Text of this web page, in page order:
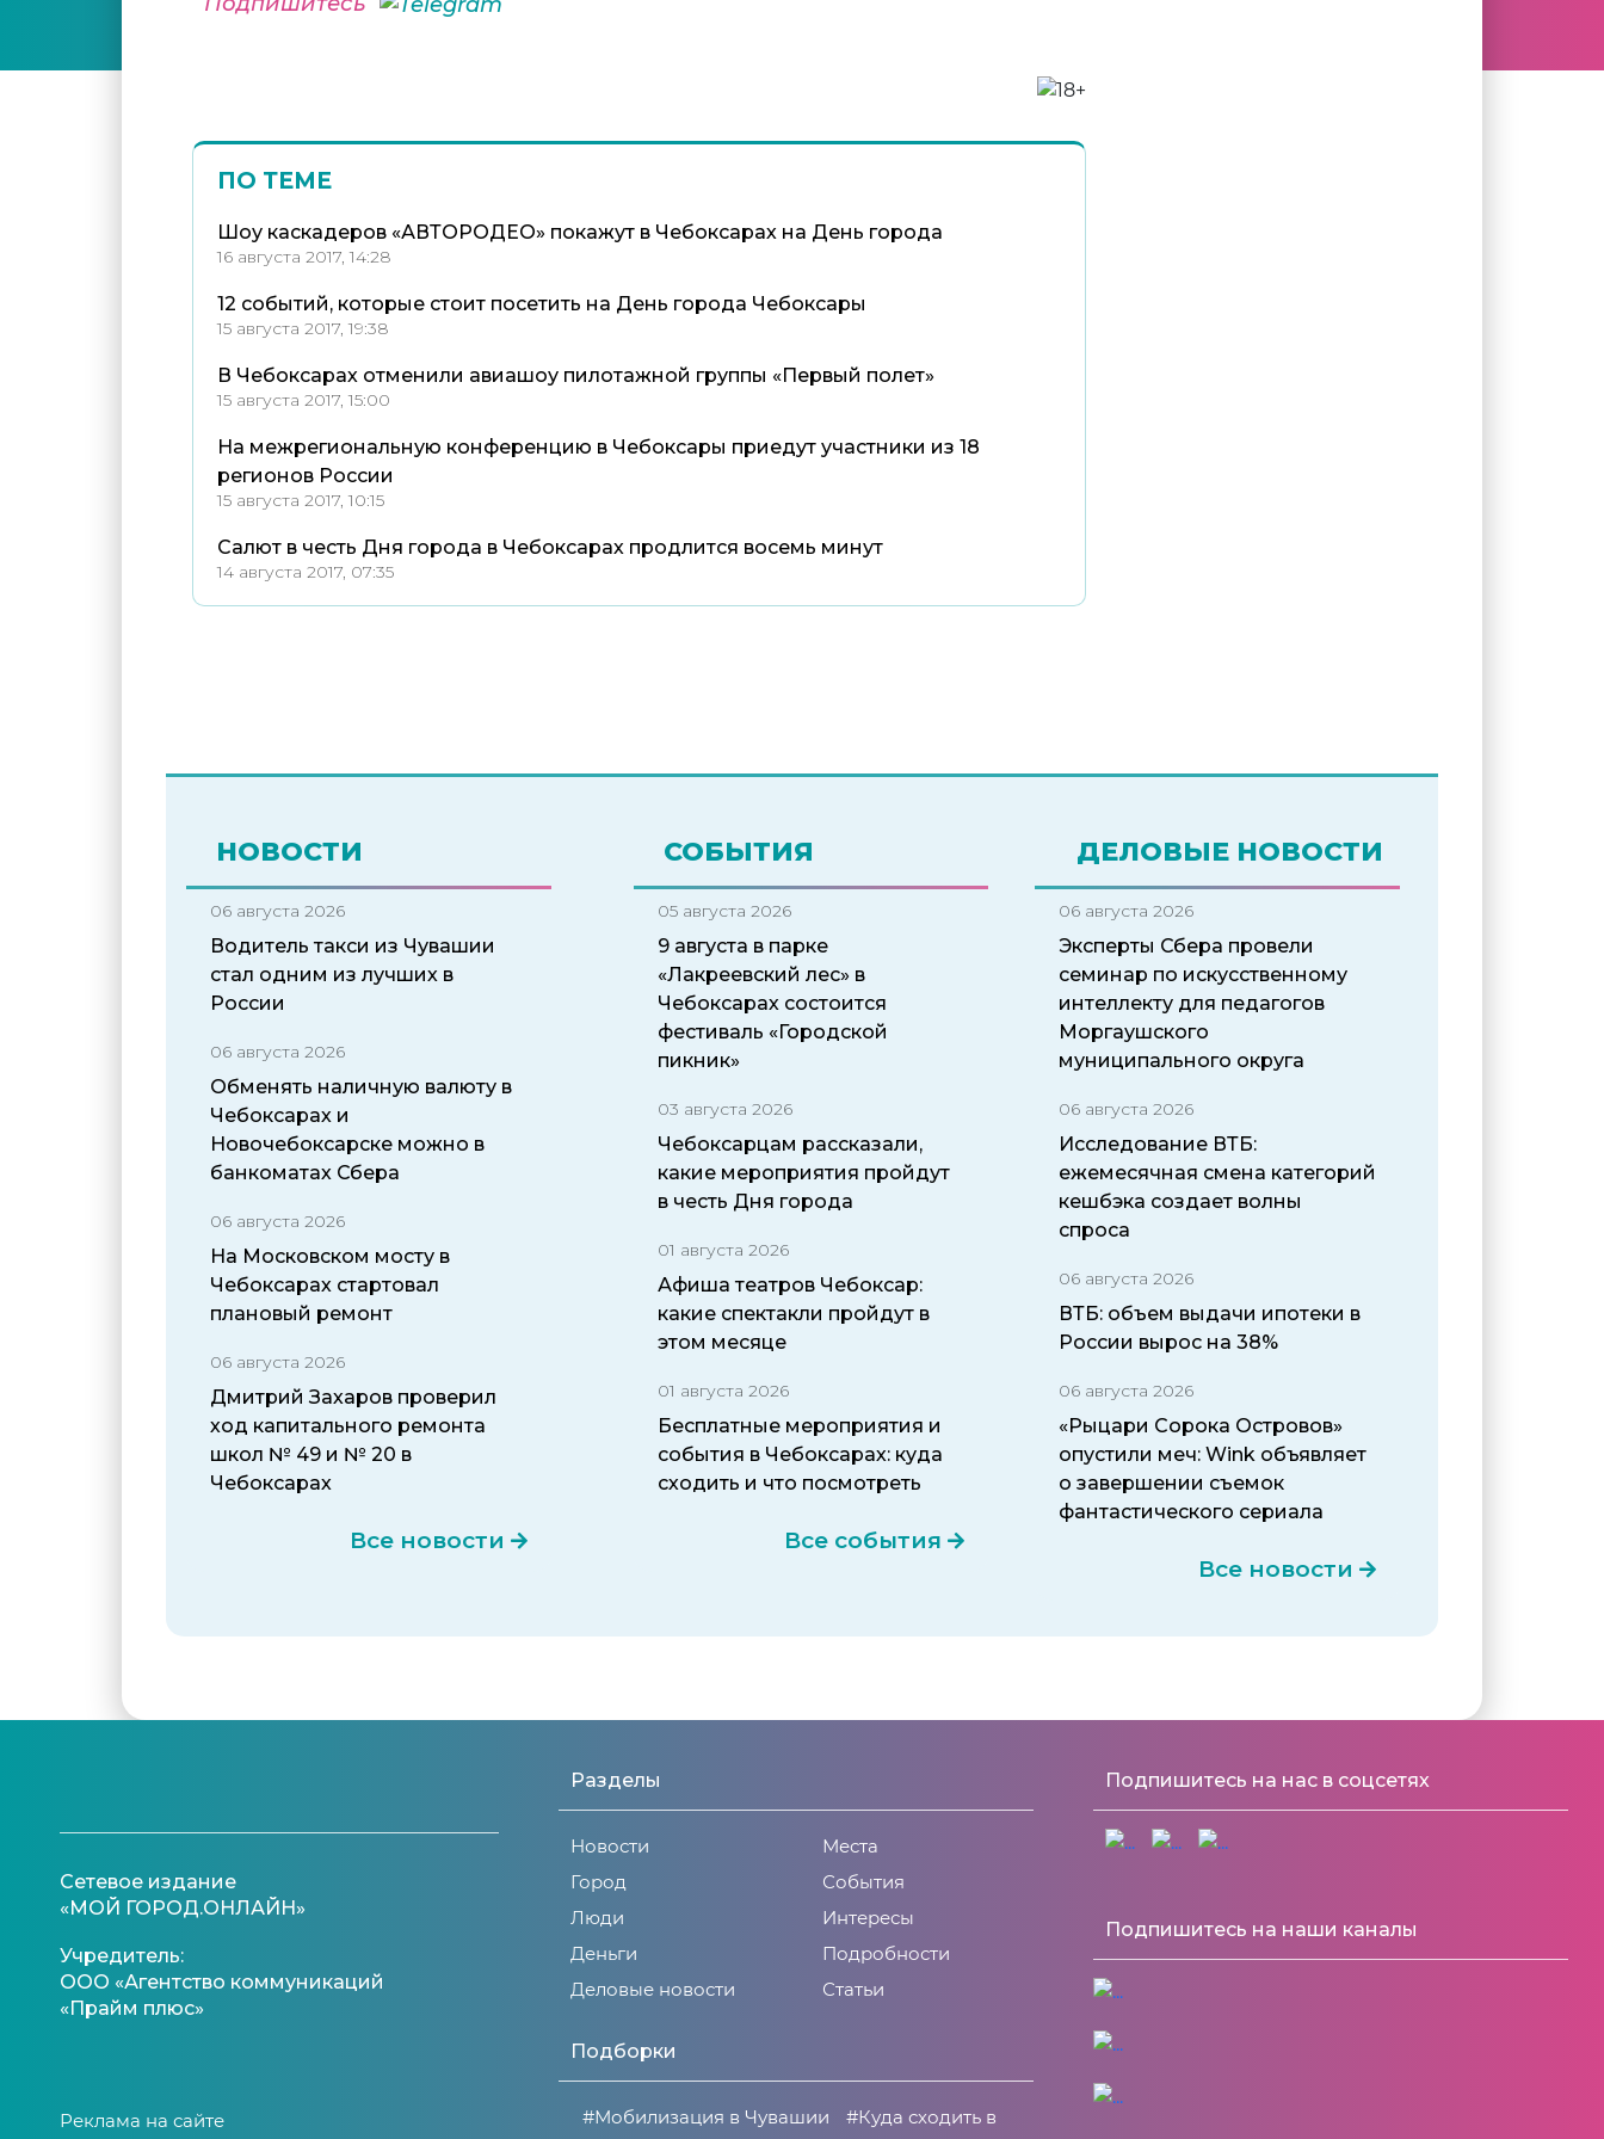
ПО ТЕМЕ
Шоу каскадеров «АВТОРОДЕО» покажут в Чебоксарах на День города
16 августа 2017, 14:28
12 событий, которые стоит посетить на День города Чебоксары
15 августа 2017, 19:38
В Чебоксарах отменили авиашоу пилотажной группы «Первый полет»
15 августа 2017, 15:00
На межрегиональную конференцию в Чебоксары приедут участники из 18
регионов России
15 августа 2017, 10:15
Салют в честь Дня города в Чебоксарах продлится восемь минут
14 августа 2017, 07:35
НОВОСТИ
06 августа 2026
Водитель такси из Чувашии
стал одним из лучших в
России
06 августа 2026
Обменять наличную валюту в
Чебоксарах и
Новочебоксарске можно в
банкоматах Сбера
06 августа 2026
На Московском мосту в
Чебоксарах стартовал
плановый ремонт
06 августа 2026
Дмитрий Захаров проверил
ход капитального ремонта
школ № 49 и № 20 в
Чебоксарах
Все новости
СОБЫТИЯ
05 августа 2026
9 августа в парке
«Лакреевский лес» в
Чебоксарах состоится
фестиваль «Городской
пикник»
03 августа 2026
Чебоксарцам рассказали,
какие мероприятия пройдут
в честь Дня города
01 августа 2026
Афиша театров Чебоксар:
какие спектакли пройдут в
этом месяце
01 августа 2026
Бесплатные мероприятия и
события в Чебоксарах: куда
сходить и что посмотреть
Все события
ДЕЛОВЫЕ НОВОСТИ
06 августа 2026
Эксперты Сбера провели
семинар по искусственному
интеллекту для педагогов
Моргаушского
муниципального округа
06 августа 2026
Исследование ВТБ:
ежемесячная смена категорий
кешбэка создает волны
спроса
06 августа 2026
ВТБ: объем выдачи ипотеки в
России вырос на 38%
06 августа 2026
«Рыцари Сорока Островов»
опустили меч: Wink объявляет
о завершении съемок
фантастического сериала
Все новости
Сетевое издание
«МОЙ ГОРОД.ОНЛАЙН»
Учредитель:
ООО «Агентство коммуникаций
«Прайм плюс»
Реклама на сайте
Разделы
Новости
Город
Люди
Деньги
Деловые новости
Места
События
Интересы
Подробности
Статьи
Подборки
#Мобилизация в Чувашии #Куда сходить в
Подпишитесь на нас в соцсетях
Подпишитесь на наши каналы